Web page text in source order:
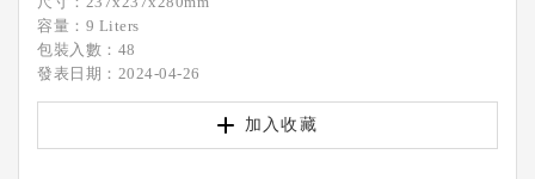
容量：9 Liters
包裝入數：48
發表日期：2024-04-26
加入收藏